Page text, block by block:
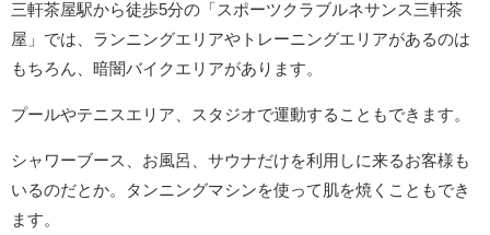
三軒茶屋駅から徒歩5分の「スポーツクラブルネサンス三軒茶
屋」では、ランニングエリアやトレーニングエリアがあるのは
もちろん、暗闇バイクエリアがあります。
プールやテニスエリア、スタジオで運動することもできます。
シャワーブース、お風呂、サウナだけを利用しに来るお客様も
いるのだとか。タンニングマシンを使って肌を焼くこともでき
ます。